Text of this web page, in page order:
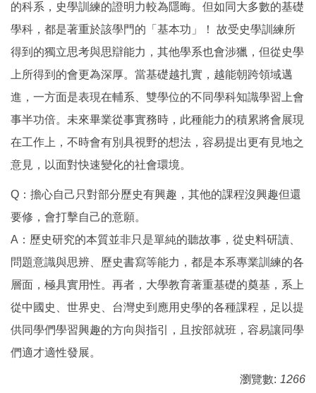
的科系，史學訓練的證明力較為隱晦。但如同大多數的基礎
學科，都是著重於該學門的「基本功」！ 故受史學訓練所
得到的獨立思考與思辯能力，其他學系也會涉獵，但從史學
上所得到的會更為深厚。當基礎越扎實，越能朝跨領域邁
進，一方面是表現在輔系、雙學位的不同學科知識學習上會
事半功倍。未來畢業從事實務時，此種能力的積累將會展現
在工作上，不時會有別具視野的想法，容易提出更有見地之
意見，以面對快速變化的社會環境。
Q：擔心自己只對部分歷史有興趣，其他的課程沒興趣但還
要修，會打擊自己的意願。
A：歷史研究的本質並非只是單純的聽故事，從史料研讀、
問題意識與思辨、歷史書寫等能力，都是本系專業訓練的各
層面，極具實用性。再者，大學教育著重基礎的奠基，系上
從中國史、世界史、台灣史到應用史學的各種課程，足以提
供同學們學習興趣的方向與指引，且按部就班，容易讓同學
們適才適性發展。
瀏覽數: 1266